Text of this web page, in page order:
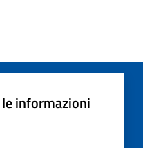
informazioni